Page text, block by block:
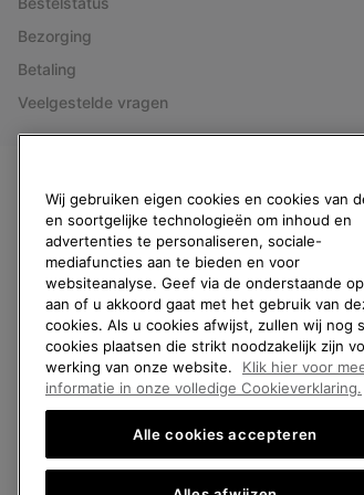
Bezorging
Betaling
Veelgestelde vragen
België (Nederlands) | English ›| français ›
2026SOREL. All rights reserved.
Privacybeleid Gebruiksvoorwaarden
Wij gebruiken eigen cookies en cookies van
en soortgelijke technologieën om inhoud en
advertenties te personaliseren, sociale-
mediafuncties aan te bieden en voor
websiteanalyse. Geef via de onderstaande
aan of u akkoord gaat met het gebruik van
cookies. Als u cookies afwijst, zullen wij nog
cookies plaatsen die strikt noodzakelijk zijn
werking van onze website.
Klik hier voor
informatie in onze volledige Cookieverklaring.
Alle cookies accepteren